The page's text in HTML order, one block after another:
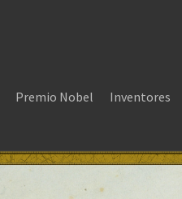
Premio Nobel Inventores